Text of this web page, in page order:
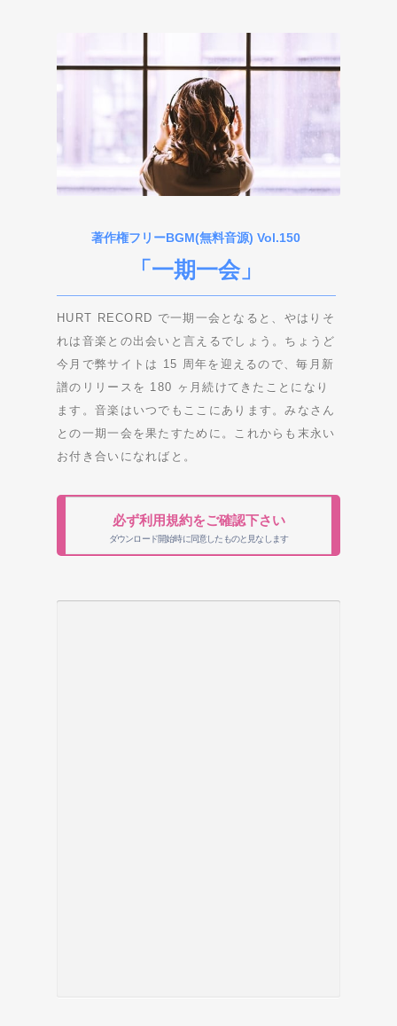
著作権フリーBGM(無料音源) Vol.150
「一期一会」
HURT RECORD で一期一会となると、やはりそ
れは音楽との出会いと言えるでしょう。ちょうど
今月で弊サイトは 15 周年を迎えるので、毎月新
譜のリリースを 180 ヶ月続けてきたことになり
ます。音楽はいつでもここにあります。みなさん
との一期一会を果たすために。これからも末永い
お付き合いになればと。
必ず利用規約をご確認下さい
ダウンロード開始時に同意したものと見なします